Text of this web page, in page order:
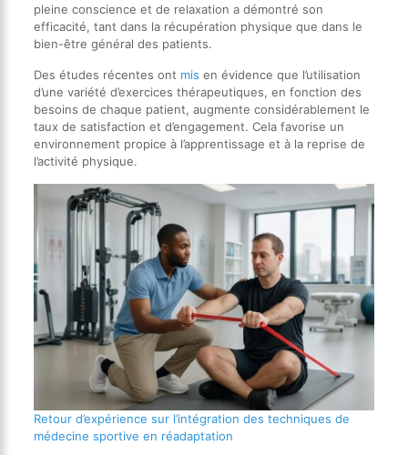
pleine conscience et de relaxation a démontré son
efficacité, tant dans la récupération physique que dans le
bien-être général des patients.
Des études récentes ont mis en évidence que l’utilisation
d’une variété d’exercices thérapeutiques, en fonction des
besoins de chaque patient, augmente considérablement le
taux de satisfaction et d’engagement. Cela favorise un
environnement propice à l’apprentissage et à la reprise de
l’activité physique.
Retour d’expérience sur l’intégration des techniques de
médecine sportive en réadaptation